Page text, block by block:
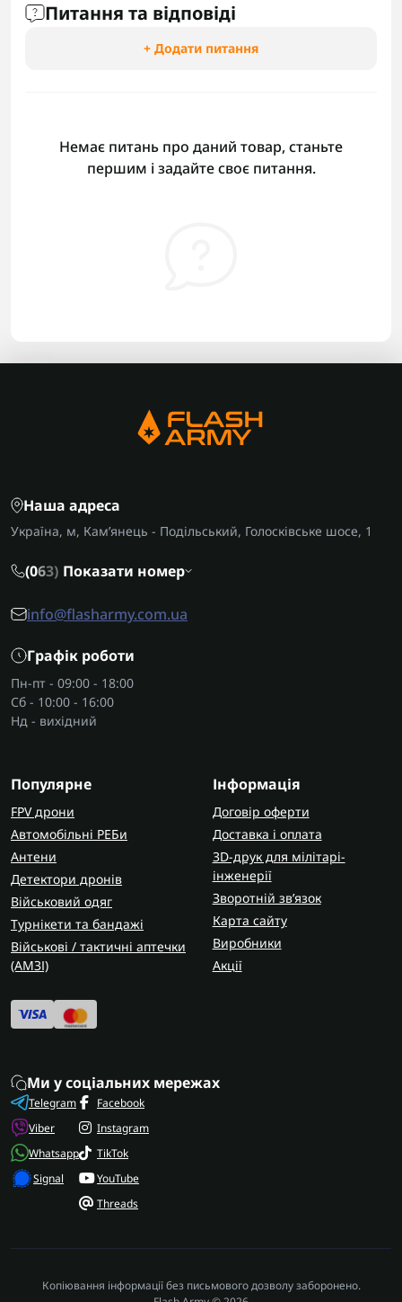
Питання та відповіді
+ Додати питання
Немає питань про даний товар, станьте
першим і задайте своє питання.
Наша адреса
Україна, м, Кам’янець - Подільський, Голосківське шосе, 1
(063) Показати номер
info@flasharmy.com.ua
Графік роботи
Пн-пт - 09:00 - 18:00
Сб - 10:00 - 16:00
Нд - вихідний
Популярне
FPV дрони
Автомобільні РЕБи
Антени
Детектори дронів
Військовий одяг
Турнікети та бандажі
Військові / тактичні аптечки
(AMЗІ)
Інформація
Договір оферти
Доставка і оплата
3D-друк для мілітарі-
інженерії
Зворотній зв’язок
Карта сайту
Виробники
Акції
Ми у соціальних мережах
Telegram
Viber
Whatsapp
Signal
Facebook
Instagram
TikTok
YouTube
Threads
Копіювання інформації без письмового дозволу заборонено.